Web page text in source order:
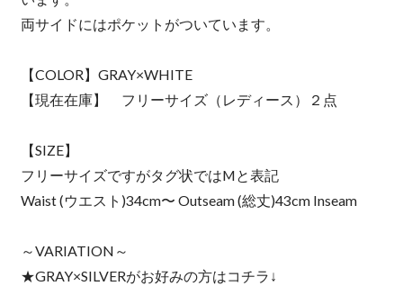
両サイドにはポケットがついています。
【COLOR】GRAY×WHITE
【現在在庫】 フリーサイズ（レディース）２点
【SIZE】
フリーサイズですがタグ状ではMと表記
Waist (ウエスト)34cm〜 Outseam (総丈)43cm Inseam
～VARIATION～
★GRAY×SILVERがお好みの方はコチラ↓